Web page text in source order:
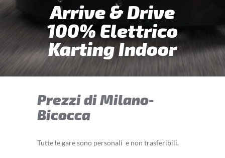
100% Elettrico
Arrive & Drive
Karting Indoor
Prezzi di Milano-
Bicocca
Tutte le gare sono personali e non trasferibili.